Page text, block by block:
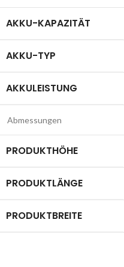
AKKU-KAPAZITÄT
AKKU-TYP
AKKULEISTUNG
Abmessungen
PRODUKTHÖHE
PRODUKTLÄNGE
PRODUKTBREITE